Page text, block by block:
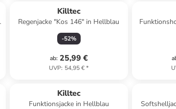
Killtec
Regenjacke "Kos 146" in Hellblau
-52%
ab: 25,99 €
UVP: 54,95 €*
Killtec
Funktionsjacke in Hellblau